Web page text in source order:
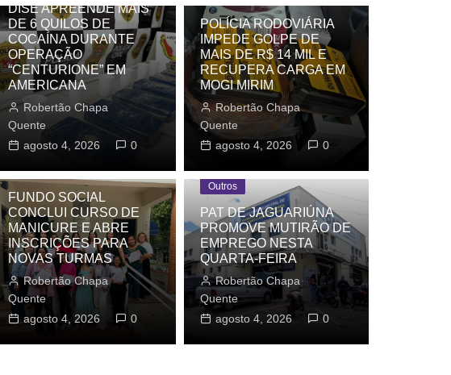
ÁGUAS DE LINDÓIA
Trio itapirense acelera na Hill Climb em Águas de
neste sábado
Robertão Chapa Quente agosto 7, 2026 0
DISE APREENDE MAIS
DE 6 QUILOS DE
COCAÍNA DURANTE
OPERAÇÃO
“CENTURIONE” EM
AMERICANA
Robertão Chapa
Quente
agosto 4, 2026
0
POLÍCIA RODOVIÁRIA
IMPEDE GOLPE DE
MAIS DE R$ 14 MIL E
RECUPERA CARGA EM
MOGI MIRIM
Robertão Chapa
Quente
agosto 4, 2026
0
Outros
FUNDO SOCIAL
CONCLUI CURSO DE
MANICURE E ABRE
INSCRIÇÕES PARA
NOVAS TURMAS
Robertão Chapa
Quente
agosto 4, 2026
0
Outros
PAT DE JAGUARIÚNA
PROMOVE MUTIRÃO DE
EMPREGO NESTA
QUARTA-FEIRA
Robertão Chapa
Quente
agosto 4, 2026
0